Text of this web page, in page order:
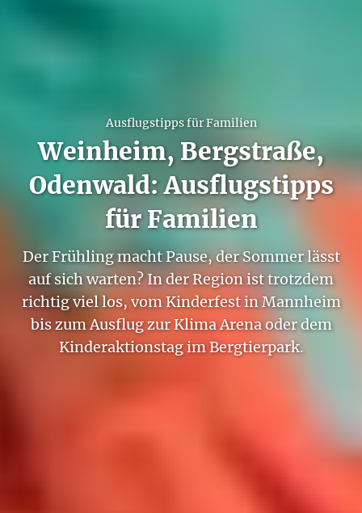
Ausflugstipps für Familien
Weinheim, Bergstraße,
Odenwald: Ausflugstipps
für Familien
Der Frühling macht Pause, der Sommer lässt
auf sich warten? In der Region ist trotzdem
richtig viel los, vom Kinderfest in Mannheim
bis zum Ausflug zur Klima Arena oder dem
Kinderaktionstag im Bergtierpark.